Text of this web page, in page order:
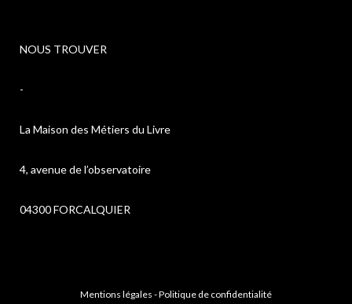
NOUS TROUVER
-
La Maison des Métiers du Livre
4, avenue de l’observatoire
04300 FORCALQUIER
Mentions légales -Politique de confidentialité